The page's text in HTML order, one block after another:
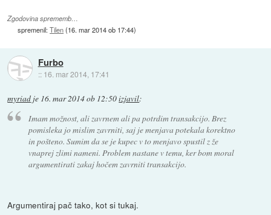
Zgodovina sprememb…
spremenil:Tilen(16. mar 2014 ob 17:44)
Furbo
:: 16. mar 2014, 17:41
myriad je 16. mar 2014 ob 12:50izjavil:
Imam možnost, ali zavrnem ali pa potrdim transakcijo. Brez
pomisleka jo mislim zavrniti, saj je menjava potekala korektno
in pošteno. Sumim da se je kupec v to menjavo spustil z že
vnaprej zlimi nameni. Problem nastane v temu, ker bom moral
argumentirati zakaj hočem zavrniti transakcijo.
Argumentiraj pač tako, kot si tukaj.